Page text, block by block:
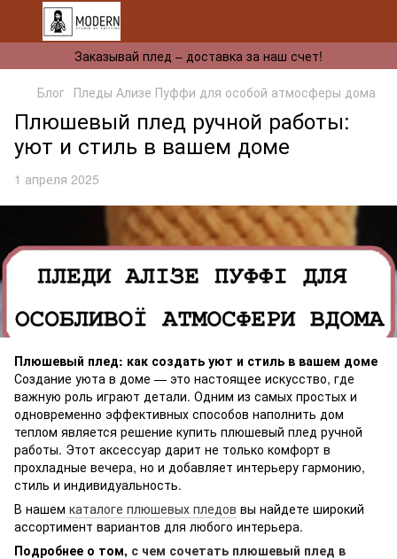
Заказывай плед – доставка за наш счет!
Блог Пледы Ализе Пуффи для особой атмосферы дома
Плюшевый плед ручной работы:
уют и стиль в вашем доме
1 апреля 2025
Плюшевый плед: как создать уют и стиль в вашем доме
Создание уюта в доме — это настоящее искусство, где
важную роль играют детали. Одним из самых простых и
одновременно эффективных способов наполнить дом
теплом является решение купить плюшевый плед ручной
работы. Этот аксессуар дарит не только комфорт в
прохладные вечера, но и добавляет интерьеру гармонию,
стиль и индивидуальность.
В нашем каталоге плюшевых пледов вы найдете широкий
ассортимент вариантов для любого интерьера.
Подробнее о том, с чем сочетать плюшевый плед в